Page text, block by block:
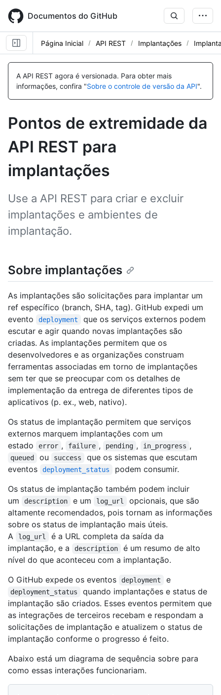
main
content
Documentos do GitHub
Página Inicial API REST Implantações
A API REST agora é versionada. Para obter mais
informações, confira "Sobre o controle de versão da API".
Pontos de extremidade da
API REST para
implantações
Use a API REST para criar e excluir
implantações e ambientes de
implantação.
Sobre implantações
As implantações são solicitações para implantar um
ref específico (branch, SHA, tag). GitHub expedi um
evento
deployment
que os serviços externos podem
escutar e agir quando novas implantações são
criadas. As implantações permitem que os
desenvolvedores e as organizações construam
ferramentas associadas em torno de implantações
sem ter que se preocupar com os detalhes de
implementação da entrega de diferentes tipos de
aplicativos (p. ex., web, nativo).
Os status de implantação permitem que serviços
externos marquem implantações com um
estado
error , failure , pending , in_progress ,
queued ou success
que os sistemas que escutam
eventos
deployment_status
podem consumir.
Os status de implantação também podem incluir
um
description e um log_url
opcionais, que são
altamente recomendados, pois tornam as informações
sobre os status de implantação mais úteis.
A
log_url
é a URL completa da saída da
implantação, e a
description
é um resumo de alto
nível do que aconteceu com a implantação.
O GitHub expede os eventos
deployment e
deployment_status
quando implantações e status de
implantação são criados. Esses eventos permitem que
as integrações de terceiros recebam e respondam a
solicitações de implantação e atualizem o status de
implantação conforme o progresso é feito.
Abaixo está um diagrama de sequência sobre para
como essas interações funcionariam.
Nome,
Tipo,
Descrição
Nome,
Tipo,
Descrição
Nome,
Tipo,
Descrição
Nome,
Tipo,
Descrição
Nome,
Tipo,
Descrição
Nome,
Tipo,
Descrição
Nome,
Tipo,
Descrição
Nome,
Tipo,
Descrição
Nome,
Tipo,
Descrição
Nome,
Tipo,
Descrição